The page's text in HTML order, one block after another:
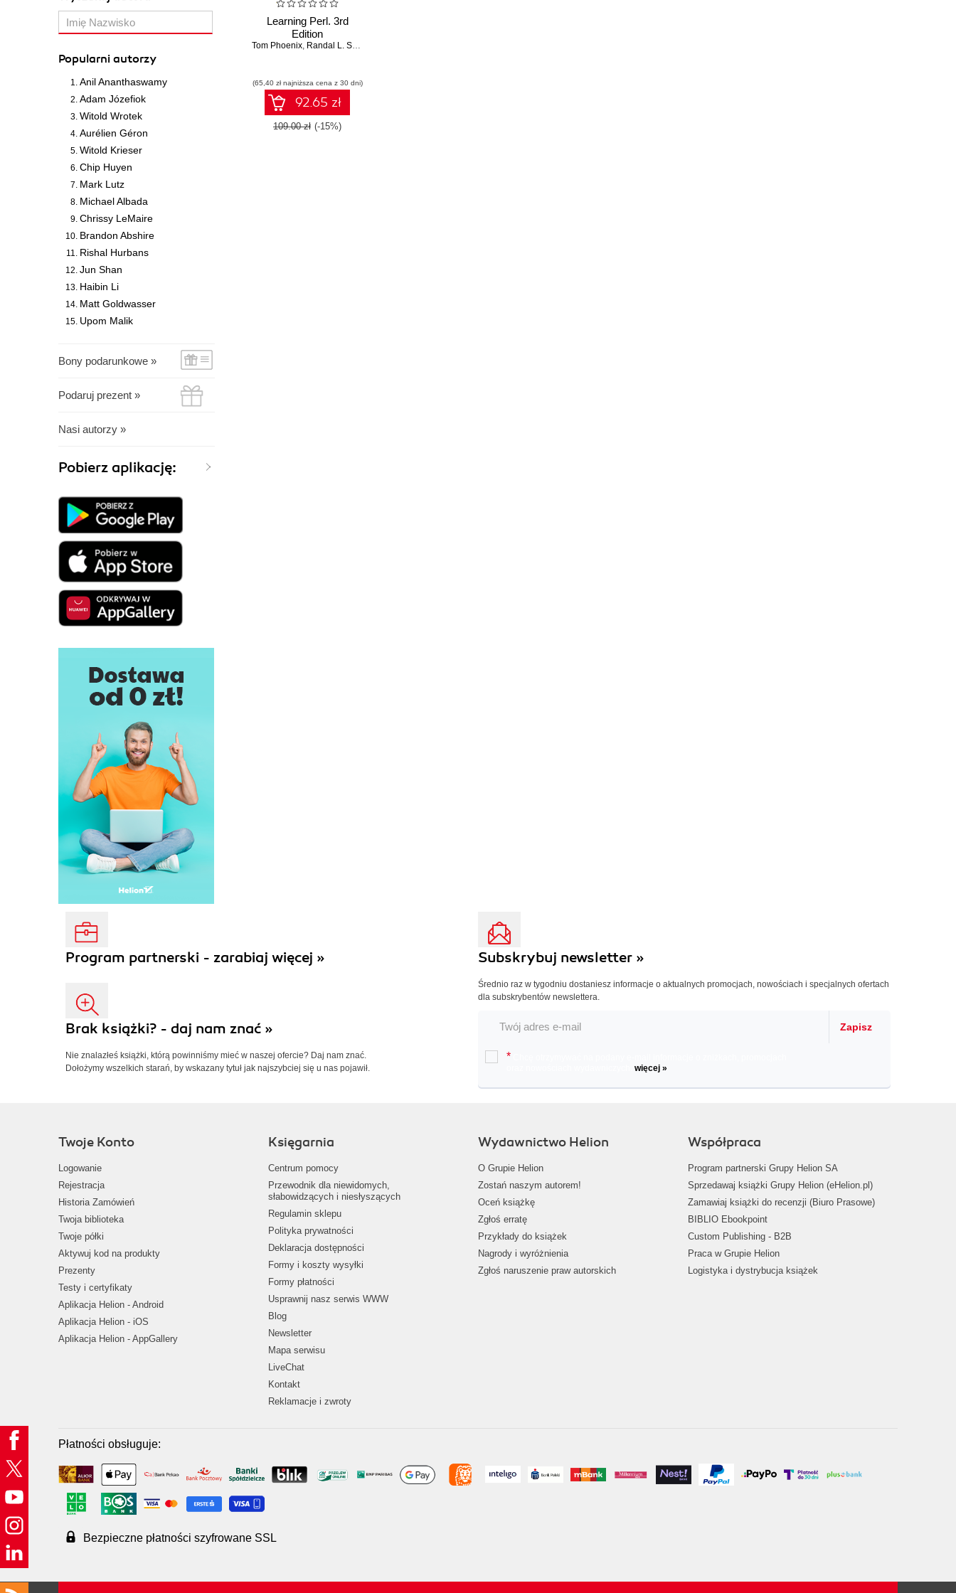
Popularni autorzy
Anil Ananthaswamy
Adam Józefiok
Witold Wrotek
Aurélien Géron
Witold Krieser
Chip Huyen
Mark Lutz
Michael Albada
Chrissy LeMaire
Brandon Abshire
Rishal Hurbans
Jun Shan
Haibin Li
Matt Goldwasser
Upom Malik
Bony podarunkowe »
Podaruj prezent »
Nasi autorzy »
Pobierz aplikację:
Learning Perl. 3rd
Edition
Tom Phoenix, Randal L. Schwartz
(65,40 zł najniższa cena z 30 dni)
92.65 zł
109.00 zł (-15%)
Program partnerski - zarabiaj więcej »
Brak książki? - daj nam znać »
Nie znalazłeś książki, którą powinniśmy mieć w naszej ofercie? Daj nam znać.
Dołożymy wszelkich starań, by wskazany tytuł jak najszybciej się u nas pojawił.
Subskrybuj newsletter »
Średnio raz w tygodniu dostaniesz informacje o aktualnych promocjach, nowościach i specjalnych ofertach
dla subskrybentów newslettera.
Zapisz
*
więcej »
Twoje Konto
Logowanie
Rejestracja
Historia Zamówień
Twoja biblioteka
Twoje półki
Aktywuj kod na produkty
Prezenty
Testy i certyfikaty
Aplikacja Helion - Android
Aplikacja Helion - iOS
Aplikacja Helion - AppGallery
Księgarnia
Centrum pomocy
Przewodnik dla niewidomych,
słabowidzących i niesłyszących
Regulamin sklepu
Polityka prywatności
Deklaracja dostępności
Formy i koszty wysyłki
Formy płatności
Usprawnij nasz serwis WWW
Blog
Newsletter
Mapa serwisu
LiveChat
Kontakt
Reklamacje i zwroty
Wydawnictwo Helion
O Grupie Helion
Zostań naszym autorem!
Oceń książkę
Zgłoś erratę
Przykłady do książek
Nagrody i wyróżnienia
Zgłoś naruszenie praw autorskich
Współpraca
Program partnerski Grupy Helion SA
Sprzedawaj książki Grupy Helion (eHelion.pl)
Zamawiaj książki do recenzji (Biuro Prasowe)
BIBLIO Ebookpoint
Custom Publishing - B2B
Praca w Grupie Helion
Logistyka i dystrybucja książek
Płatności obsługuje:
Bezpieczne płatności szyfrowane SSL